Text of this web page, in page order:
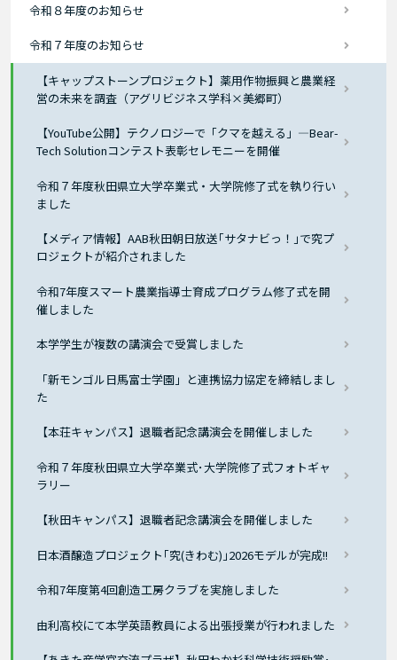
令和８年度のお知らせ
令和７年度のお知らせ
【キャップストーンプロジェクト】薬用作物振興と農業経
営の未来を調査（アグリビジネス学科×美郷町）
【YouTube公開】テクノロジーで「クマを越える」―Bear-
Tech Solutionコンテスト表彰セレモニーを開催
令和７年度秋田県立大学卒業式・大学院修了式を執り行い
ました
【メディア情報】AAB秋田朝日放送｢サタナビっ！｣で究プ
ロジェクトが紹介されました
令和7年度スマート農業指導士育成プログラム修了式を開
催しました
本学学生が複数の講演会で受賞しました
「新モンゴル日馬富士学園」と連携協力協定を締結しまし
た
【本荘キャンパス】退職者記念講演会を開催しました
令和７年度秋田県立大学卒業式･大学院修了式フォトギャ
ラリー
【秋田キャンパス】退職者記念講演会を開催しました
日本酒醸造プロジェクト｢究(きわむ)｣2026モデルが完成!!
令和7年度第4回創造工房クラブを実施しました
由利高校にて本学英語教員による出張授業が行われました